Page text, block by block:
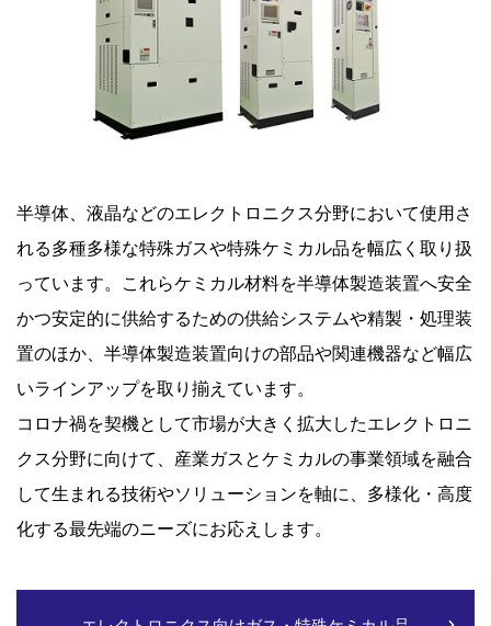
半導体、液晶などのエレクトロニクス分野において使用さ
れる多種多様な特殊ガスや特殊ケミカル品を幅広く取り扱
っています。これらケミカル材料を半導体製造装置へ安全
かつ安定的に供給するための供給システムや精製・処理装
置のほか、半導体製造装置向けの部品や関連機器など幅広
いラインアップを取り揃えています。
コロナ禍を契機として市場が大きく拡大したエレクトロニ
クス分野に向けて、産業ガスとケミカルの事業領域を融合
して生まれる技術やソリューションを軸に、多様化・高度
化する最先端のニーズにお応えします。